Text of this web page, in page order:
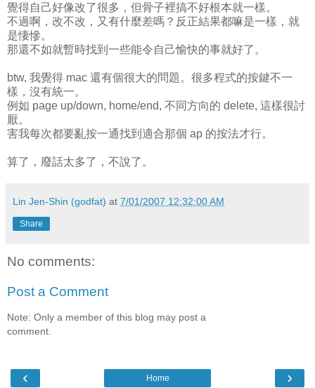
覺得自己好像改了很多，但骨子裡搞不好根本就一樣。
不過啊，改不改，又有什麼差嗎？反正結果都嘛是一樣，就
是悽慘。
那還不如就暫時找到一些能令自己愉快的事就好了。
btw, 我覺得 mac 還有個很大的問題。很多程式的按鍵不一
樣，沒有統一。
例如 page up/down, home/end, 不同方向的 delete, 這樣很討
厭。
害我每次都要亂按一通找到適合那個 ap 的按法才行。
算了，廢話太多了，不說了。
Lin Jen-Shin (godfat) at 7/01/2007 12:32:00 AM
Share
No comments:
Post a Comment
Note: Only a member of this blog may post a
comment.
‹ ›
Home